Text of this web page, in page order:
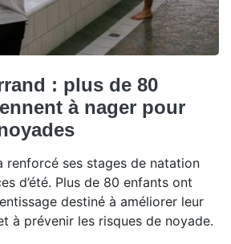
: plus de 80
à nager pour
renforcé ses stages de natation
d’été. Plus de 80 enfants ont
destiné à améliorer leur
à prévenir les risques de noyade.